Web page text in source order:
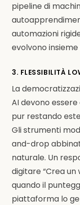
pipeline di
automazioni
evolvono
3. FLESSIBILITÀ
La
AI devono
pur restando
Gli strumenti
and-drop
naturale. Un
digitare “Crea
quando il
piattaforma lo